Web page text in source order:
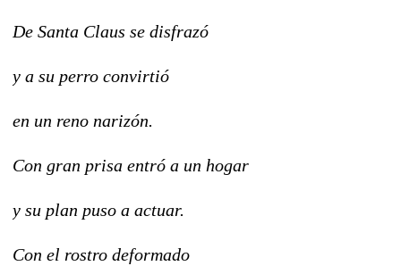
De Santa Claus se disfrazó
y a su perro convirtió
en un reno narizón.
Con gran prisa entró a un hogar
y su plan puso a actuar.
Con el rostro deformado